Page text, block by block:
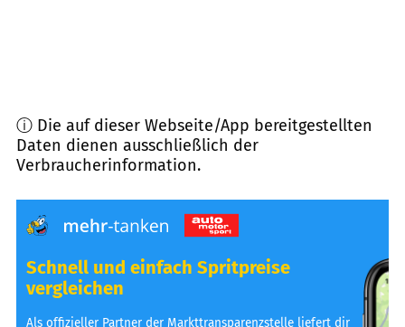
ⓘ Die auf dieser Webseite/App bereitgestellten
Daten dienen ausschließlich der
Verbraucherinformation.
Schnell und einfach Spritpreise
vergleichen
Als offizieller Partner der Markttransparenzstelle liefert dir